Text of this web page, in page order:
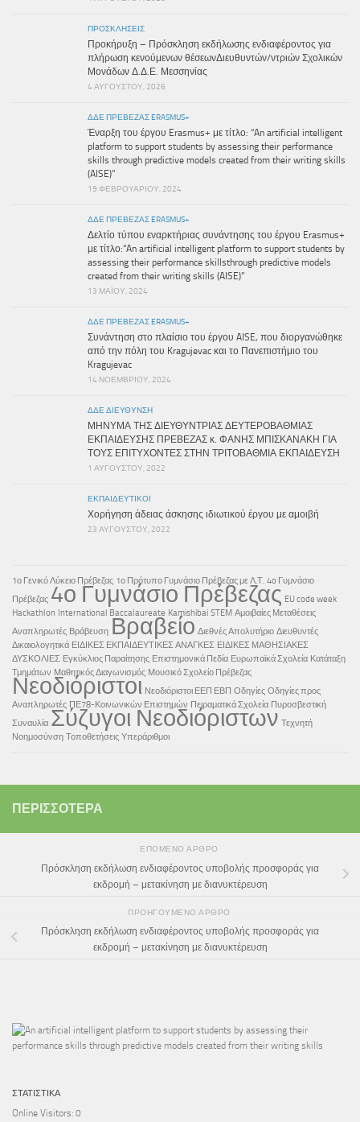
ΠΡΟΣΚΛΉΣΕΙΣ
Προκήρυξη – Πρόσκληση εκδήλωσης ενδιαφέροντος για
πλήρωση κενούμενων θέσεωνΔιευθυντών/ντριών Σχολικών
Μονάδων Δ.Δ.Ε. Μεσσηνίας
4 ΑΥΓΟΎΣΤΟΥ, 2026
ΔΔΕ ΠΡΕΒΕΖΑΣ ERASMUS+
Έναρξη του έργου Erasmus+ με τίτλο: “An artificial intelligent
platform to support students by assessing their performance
skills through predictive models created from their writing skills
(AISE)”
19 ΦΕΒΡΟΥΑΡΊΟΥ, 2024
ΔΔΕ ΠΡΕΒΕΖΑΣ ERASMUS+
Δελτίο τύπου εναρκτήριας συνάντησης του έργου Erasmus+
με τίτλο:“An artificial intelligent platform to support students by
assessing their performance skillsthrough predictive models
created from their writing skills (AISE)”
13 ΜΑΪ́ΟΥ, 2024
ΔΔΕ ΠΡΕΒΕΖΑΣ ERASMUS+
Συνάντηση στο πλαίσιο του έργου AISE, που διοργανώθηκε
από την πόλη του Kragujevac και το Πανεπιστήμιο του
Kragujevac
14 ΝΟΕΜΒΡΊΟΥ, 2024
ΔΔΕ ΔΙΕΎΘΥΝΣΗ
ΜΗΝΥΜΑ ΤΗΣ ΔΙΕΥΘΥΝΤΡΙΑΣ ΔΕΥΤΕΡΟΒΑΘΜΙΑΣ
ΕΚΠΑΙΔΕΥΣΗΣ ΠΡΕΒΕΖΑΣ κ. ΦΑΝΗΣ ΜΠΙΣΚΑΝΑΚΗ ΓΙΑ
ΤΟΥΣ ΕΠΙΤΥΧΟΝΤΕΣ ΣΤΗΝ ΤΡΙΤΟΒΑΘΜΙΑ ΕΚΠΑΙΔΕΥΣΗ
1 ΑΥΓΟΎΣΤΟΥ, 2022
ΕΚΠΑΙΔΕΥΤΙΚΟΊ
Χορήγηση άδειας άσκησης ιδιωτικού έργου με αμοιβή
23 ΑΥΓΟΎΣΤΟΥ, 2022
1ο Γενικό Λύκειο Πρέβεζας 1ο Πρότυπο Γυμνάσιο Πρέβεζας με Λ.Τ. 4o Γυμνάσιο
Πρέβεζας 4ο Γυμνάσιο Πρέβεζας EU code week
Hackathlon International Baccalaureate Kamishibai STEM Αμοιβαίες Μεταθέσεις
Αναπληρωτές Βράβευση Βραβείο Διεθνές Απολυτήριο Διευθυντές
Δικαιολογητικά ΕΙΔΙΚΕΣ ΕΚΠΑΙΔΕΥΤΙΚΕΣ ΑΝΑΓΚΕΣ ΕΙΔΙΚΕΣ ΜΑΘΗΣΙΑΚΕΣ
ΔΥΣΚΟΛΙΕΣ Εγκύκλιος Παραίτησης Επιστημονικά Πεδία Ευρωπαϊκά Σχολεία Κατάταξη
Τμημάτων Μαθητικός Διαγωνισμός Μουσικό Σχολείο Πρέβεζας
Νεοδιόριστοι Νεοδιόριστοι ΕΕΠ ΕΒΠ Οδηγίες Οδηγίες προς
Αναπληρωτές ΠΕ78-Κοινωνικών Επιστημών Πειραματικά Σχολεία Πυροσβεστική
Συναυλία Σύζυγοι Νεοδιόριστων Τεχνητή
Νοημοσύνση Τοποθετήσεις Υπεράριθμοι
ΠΕΡΙΣΣΌΤΕΡΑ
ΕΠΌΜΕΝΟ ΆΡΘΡΟ
Πρόσκληση εκδήλωση ενδιαφέροντος υποβολής προσφοράς για
εκδρομή – μετακίνηση με διανυκτέρευση
ΠΡΟΗΓΟΎΜΕΝΟ ΆΡΘΡΟ
Πρόσκληση εκδήλωση ενδιαφέροντος υποβολής προσφοράς για
εκδρομή – μετακίνηση με διανυκτέρευση
ΣΤΑΤΙΣΤΙΚΆ
Online Visitors: 0